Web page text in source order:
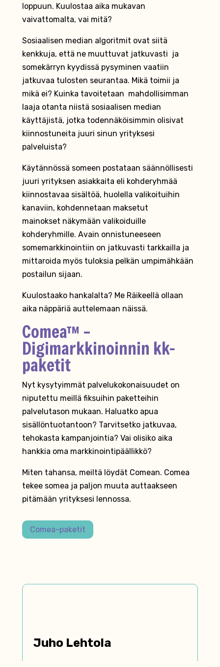
loppuun. Kuulostaa aika mukavan
vaivattomalta, vai mitä?
Sosiaalisen median algoritmit ovat siitä
kenkkuja, että ne muuttuvat jatkuvasti ja
somekärryn kyydissä pysyminen vaatiin
jatkuvaa tulosten seurantaa. Mikä toimii ja
mikä ei? Kuinka tavoitetaan mahdollisimman
laaja otanta niistä sosiaalisen median
käyttäjistä, jotka todennäköisimmin olisivat
kiinnostuneita juuri sinun yrityksesi
palveluista?
Käytännössä someen postataan säännöllisesti
juuri yrityksen asiakkaita eli kohderyhmää
kiinnostavaa sisältöä, huolella valikoituihin
kanaviin, kohdennetaan maksetut
mainokset näkymään valikoiduille
kohderyhmille. Avain onnistuneeseen
somemarkkinointiin on jatkuvasti tarkkailla ja
mittaroida myös tuloksia pelkän umpimähkään
postailun sijaan.
Kuulostaako hankalalta? Me Räikeellä ollaan
aika näppäriä auttelemaan näissä.
Comea™ –
Digimarkkinoinnin kk-
paketit
Nyt kysytyimmät palvelukokonaisuudet on
niputettu meillä fiksuihin paketteihin
palvelutason mukaan. Haluatko apua
sisällöntuotantoon? Tarvitsetko jatkuvaa,
tehokasta kampanjointia? Vai olisiko aika
hankkia oma markkinointipäällikkö?
Miten tahansa, meiltä löydät Comean. Comea
tekee somea ja paljon muuta auttaakseen
pitämään yrityksesi lennossa.
Comea-paketit
Juho Lehtola